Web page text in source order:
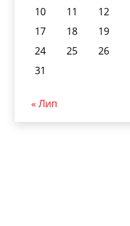
10
11 12
17
18 19
24
25 26
31
« Лип